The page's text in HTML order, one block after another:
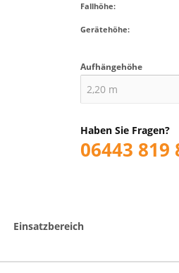
Fallhöhe:
Gerätehöhe:
Aufhängehöhe
Haben Sie Fragen?
06443 819
Einsatzbereich